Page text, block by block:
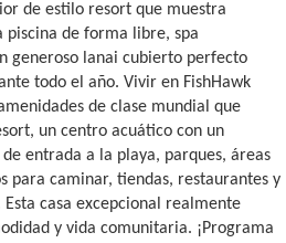
de estilo resort que muestra
piscina de forma libre, spa
generoso lanai cubierto perfecto
todo el año. Vivir en FishHawk
de clase mundial que
un centro acuático con un
entrada a la playa, parques, áreas
para caminar, tiendas, restaurantes y
casa excepcional realmente
y vida comunitaria. ¡Programa